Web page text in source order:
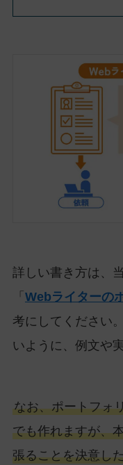
詳しい書き方は、
Webライターの
考にしてください
いように、例文や
なお、ポートフォ
でも作れますが、
張ることを決意し